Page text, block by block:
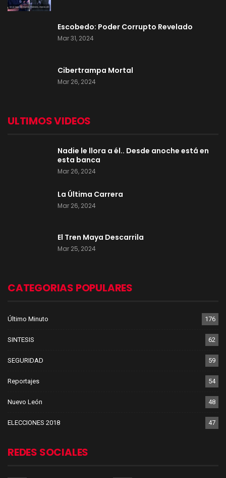
Escobedo: Poder Corrupto Revelado
Mar 31, 2024
Cibertrampa Mortal
Mar 26, 2024
ULTIMOS VIDEOS
Nadie le llora a él.. Desde anoche está en
esta banca
Mar 26, 2024
La Última Carrera
Mar 26, 2024
El Tren Maya Descarrila
Mar 25, 2024
CATEGORIAS POPULARES
Último Minuto 176
SINTESIS 62
SEGURIDAD 59
Reportajes 54
Nuevo León 48
ELECCIONES 2018 47
REDES SOCIALES